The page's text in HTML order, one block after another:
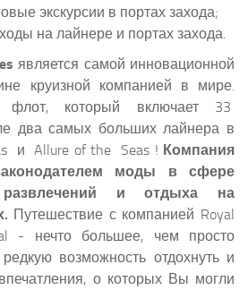
экскурсии в портах захода;
на лайнере и портах захода.
является самой инновационной
круизной компанией в мире.
флот, который включает 33
два самых больших лайнера в
и Allure of the Seas ! Компания
моды в сфере
развлечений и отдыха на
Путешествие с компанией Royal
- нечто большее, чем просто
возможность отдохнуть и
о которых Вы могли